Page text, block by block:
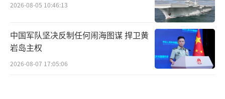
2026-08-05 10:46:13
中国军队坚决反制任何闹海图谋 捍卫黄
岩岛主权
2026-08-07 17:05:06